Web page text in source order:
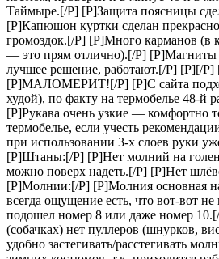
Таймыре.[/P] [P]Защита поясницы
[P]Капюшон куртки сделан
громоздок.[/P] [P]Много карманов (в
— это прям отлично).[/P] [P]Магниты
лучшее решение, работают.[/P]
[P]МАЛОМЕРИТ![/P] [P]С сайта
худой), по факту на термобелье 48-й
[P]Рукава очень узкие — комфортно
термобелье, если учесть
при использовании 3-х слоев руки
[P]Штаны:[/P] [P]Нет молний на
можно поверх надеть.[/P] [P]Нет
[P]Молнии:[/P] [P]Молния основная
всегда ощущение есть, что вот-вот
подошел номер 8 или даже номер
(собачках) нет пуллеров (шнурков,
удобно застегивать/расстегивать